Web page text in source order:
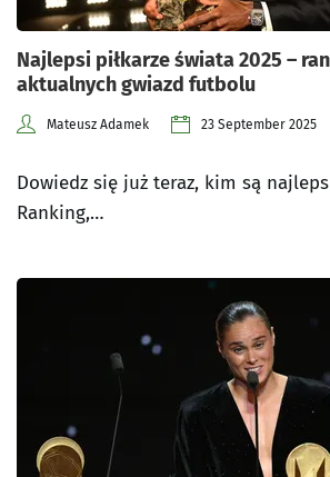
Najlepsi piłkarze świata 2025 –
aktualnych gwiazd futbolu
Mateusz Adamek 23 September 2025
Dowiedz się już teraz, kim są
Ranking,…